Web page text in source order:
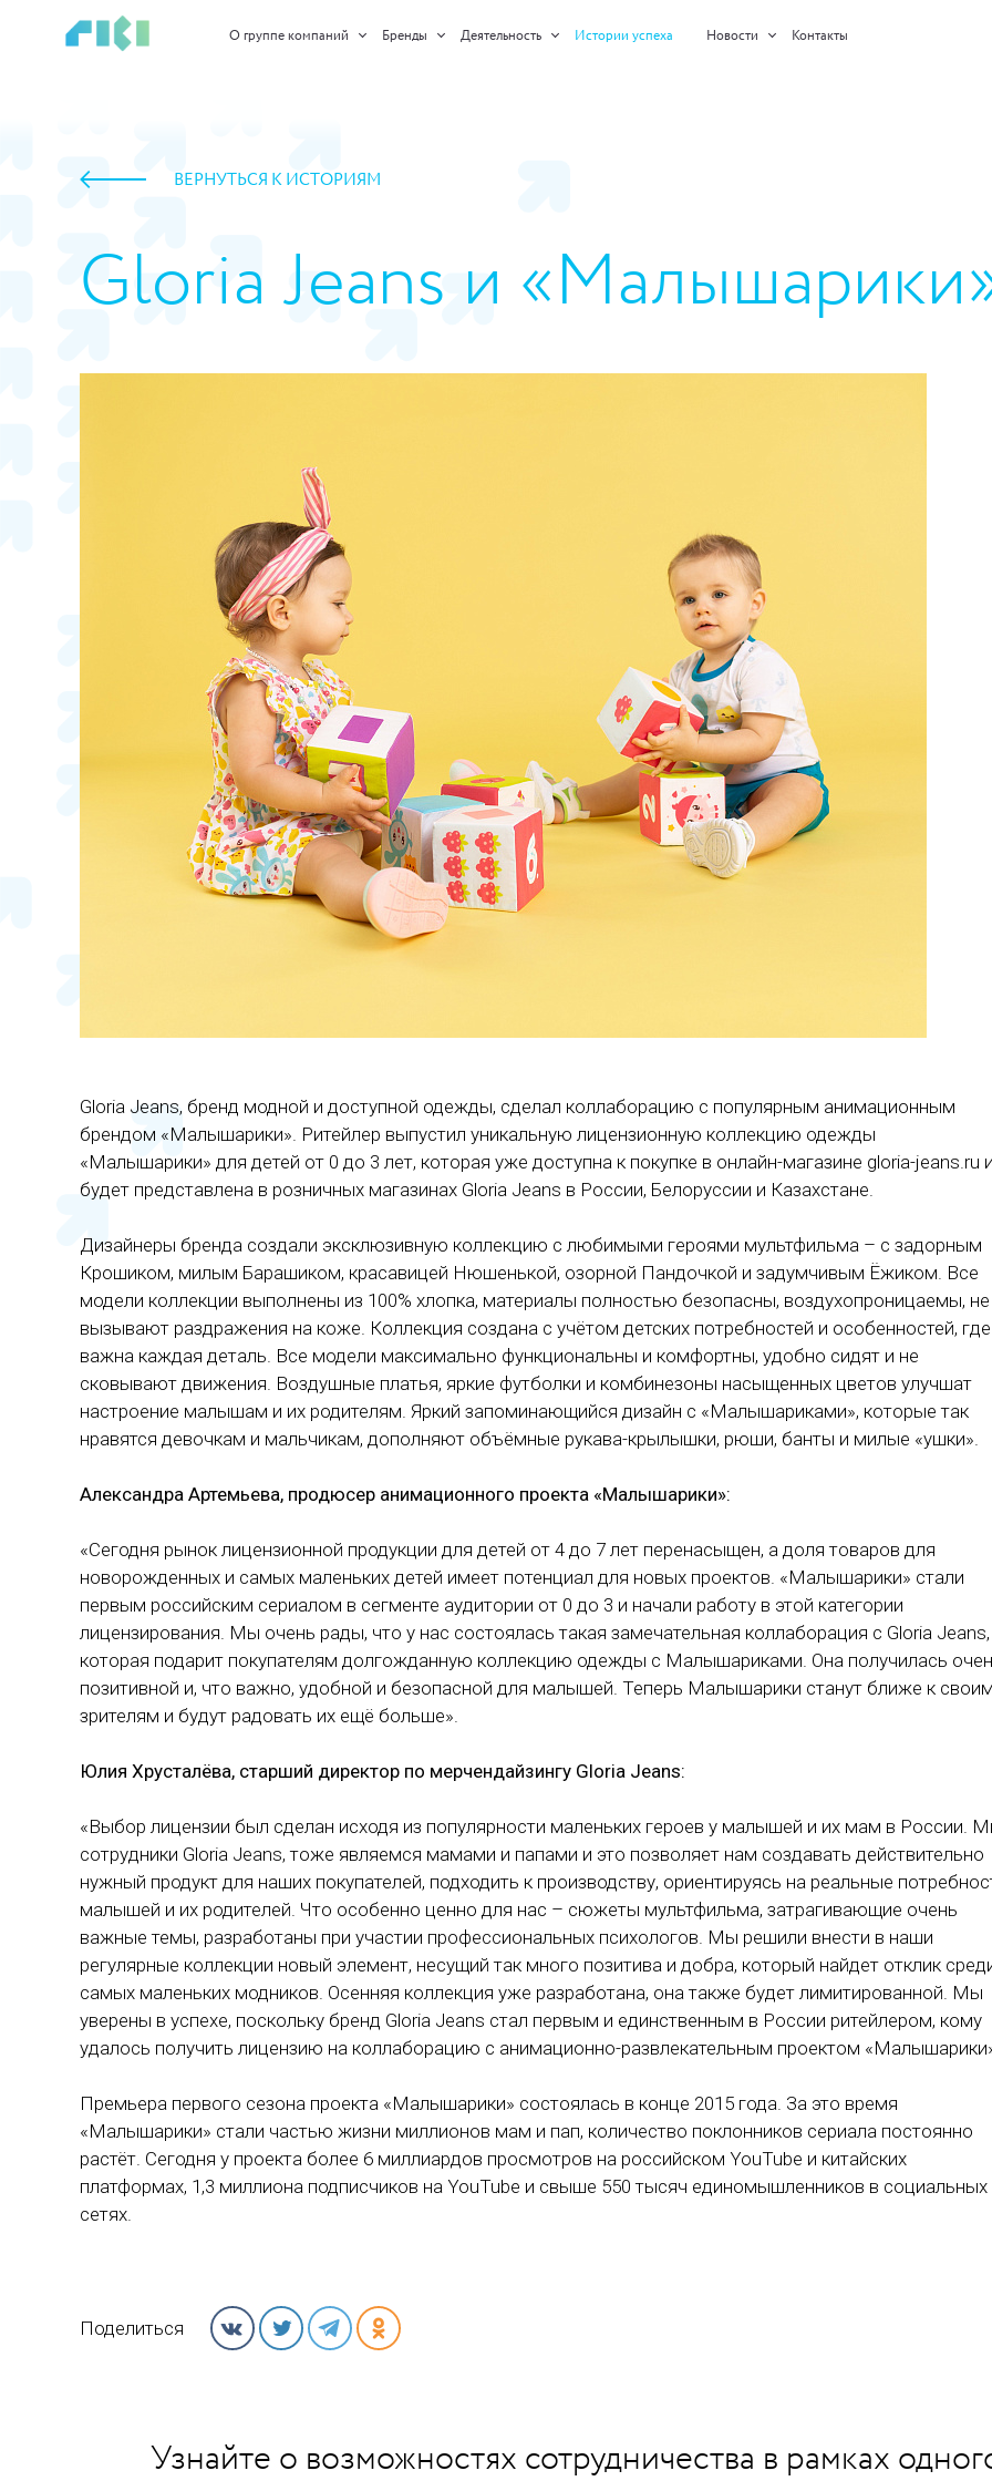
О группе компаний Бренды Деятельность Истории успеха Новости Контакты
ВЕРНУТЬСЯ К ИСТОРИЯМ
Gloria Jeans и
https://www.high-endrolex.com/45
Gloria Jeans, бренд модной и доступной одежды, сделал коллаборацию с популярным анимационным
брендом «Малышарики». Ритейлер выпустил уникальную лицензионную коллекцию одежды
«Малышарики» для детей от 0 до 3 лет, которая уже доступна к покупке в онлайн-магазине gloria-jeans.ru
будет представлена в розничных магазинах Gloria Jeans в России, Белоруссии и Казахстане.
Дизайнеры бренда создали эксклюзивную коллекцию с любимыми героями мультфильма – с задорным
Крошиком, милым Барашиком, красавицей Нюшенькой, озорной Пандочкой и задумчивым Ёжиком. Все
модели коллекции выполнены из 100% хлопка, материалы полностью безопасны, воздухопроницаемы, не
вызывают раздражения на коже. Коллекция создана с учётом детских потребностей и особенностей, где
важна каждая деталь. Все модели максимально функциональны и комфортны, удобно сидят и не
сковывают движения. Воздушные платья, яркие футболки и комбинезоны насыщенных цветов улучшат
настроение малышам и их родителям. Яркий запоминающийся дизайн с «Малышариками», которые так
нравятся девочкам и мальчикам, дополняют объёмные рукава-крылышки, рюши, банты и милые «ушки».
Александра Артемьева, продюсер анимационного проекта «Малышарики»:
«Сегодня рынок лицензионной продукции для детей от 4 до 7 лет перенасыщен, а доля товаров для
новорожденных и самых маленьких детей имеет потенциал для новых проектов. «Малышарики» стали
первым российским сериалом в сегменте аудитории от 0 до 3 и начали работу в этой категории
лицензирования. Мы очень рады, что у нас состоялась такая замечательная коллаборация с Gloria Jeans,
которая подарит покупателям долгожданную коллекцию одежды с Малышариками. Она получилась
позитивной и, что важно, удобной и безопасной для малышей. Теперь Малышарики станут ближе к
зрителям и будут радовать их ещё больше».
Юлия Хрусталёва, старший директор по мерчендайзингу Gloria Jeans:
«Выбор лицензии был сделан исходя из популярности маленьких героев у малышей и их мам в России.
сотрудники Gloria Jeans, тоже являемся мамами и папами и это позволяет нам создавать действительно
нужный продукт для наших покупателей, подходить к производству, ориентируясь на реальные
малышей и их родителей. Что особенно ценно для нас – сюжеты мультфильма, затрагивающие очень
важные темы, разработаны при участии профессиональных психологов. Мы решили внести в наши
регулярные коллекции новый элемент, несущий так много позитива и добра, который найдет отклик
самых маленьких модников. Осенняя коллекция уже разработана, она также будет лимитированной. Мы
уверены в успехе, поскольку бренд Gloria Jeans стал первым и единственным в России ритейлером, кому
удалось получить лицензию на коллаборацию с анимационно-развлекательным проектом
Премьера первого сезона проекта «Малышарики» состоялась в конце 2015 года. За это время
«Малышарики» стали частью жизни миллионов мам и пап, количество поклонников сериала постоянно
растёт. Сегодня у проекта более 6 миллиардов просмотров на российском YouTube и китайских
платформах, 1,3 миллиона подписчиков на YouTube и свыше 550 тысяч единомышленников в социальных
сетях.
Поделиться
Узнайте о возможностях сотрудничества в рамках